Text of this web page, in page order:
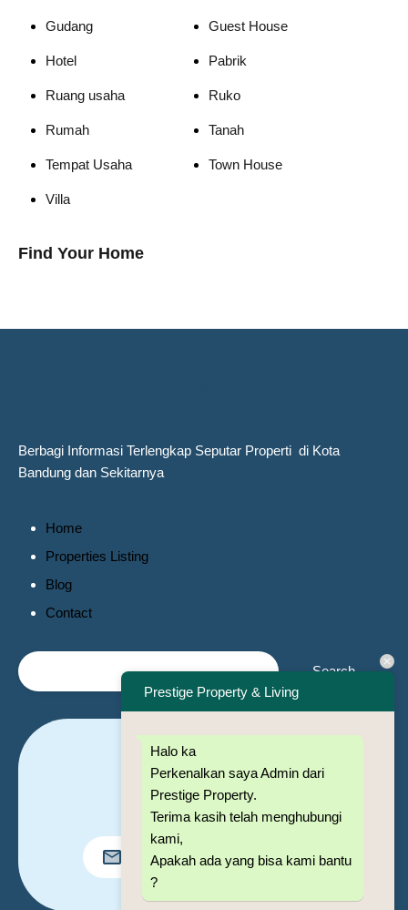
Gudang Guest House
Hotel Pabrik
Ruang usaha Ruko
Rumah Tanah
Tempat Usaha Town House
Villa
Find Your Home
Berbagi Informasi Terlengkap Seputar Properti di Kota
Bandung dan Sekitarnya
Home
Properties Listing
Blog
Contact
0878-1222-8443
0878-1222-8443
prestigeproperty.id@gmail.com
Prestige Property & Living
Halo ka
Perkenalkan saya Admin dari
Prestige Property.
Terima kasih telah menghubungi
kami,
Apakah ada yang bisa kami bantu
?